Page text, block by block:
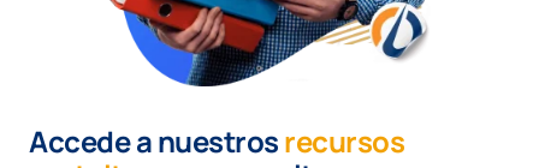
Accede a nuestrosrecursos